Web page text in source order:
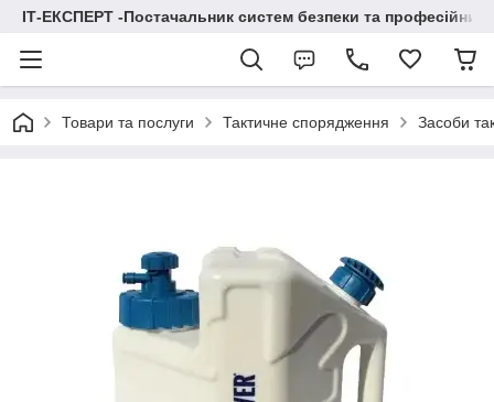
ІТ-ЕКСПЕРТ -Постачальник систем безпеки та професійних
Товари та послуги Тактичне спорядження Засоби